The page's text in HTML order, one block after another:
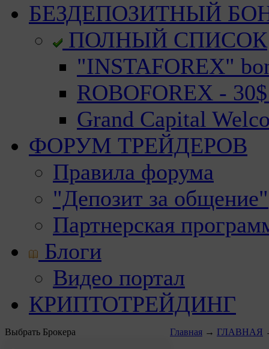
БЕЗДЕПОЗИТНЫЙ
ПОЛНЫЙ СПИСОК
"INSTAFOREX"
ROBOFOREX -
Grand Capital
ФОРУМ ТРЕЙДЕРОВ
Правила форума
"Депозит за общение"
Партнерская
Блоги
Видео портал
КРИПТОТРЕЙДИНГ
Выбрать Брокера Главная → ГЛАВНАЯ